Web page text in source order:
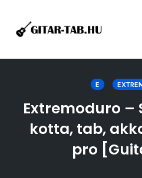
E
Extremoduro
kotta, tab,
pro